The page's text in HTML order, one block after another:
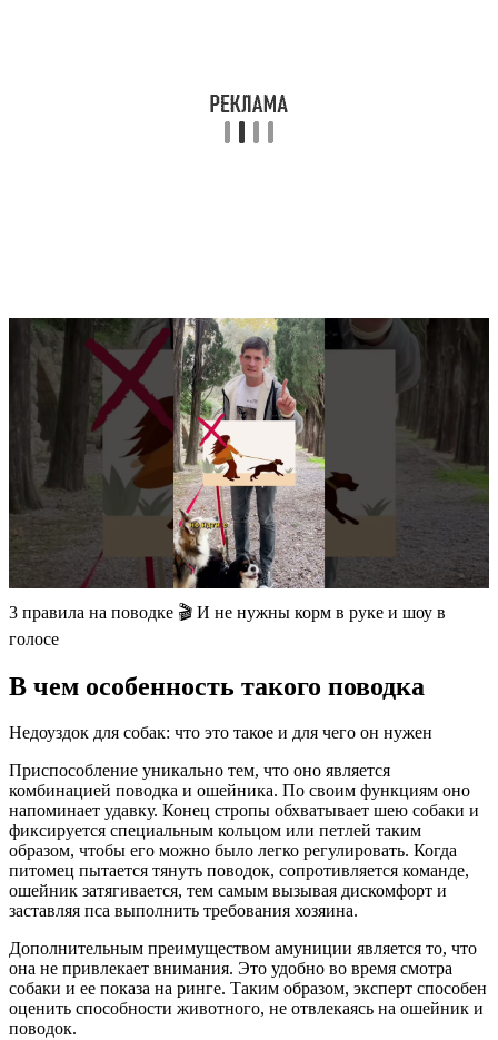
3 правила на поводке 🎬 И не нужны корм в руке и шоу в
голосе
В чем особенность такого поводка
Недоуздок для собак: что это такое и для чего он нужен
Приспособление уникально тем, что оно является
комбинацией поводка и ошейника. По своим функциям оно
напоминает удавку. Конец стропы обхватывает шею собаки и
фиксируется специальным кольцом или петлей таким
образом, чтобы его можно было легко регулировать. Когда
питомец пытается тянуть поводок, сопротивляется команде,
ошейник затягивается, тем самым вызывая дискомфорт и
заставляя пса выполнить требования хозяина.
Дополнительным преимуществом амуниции является то, что
она не привлекает внимания. Это удобно во время смотра
собаки и ее показа на ринге. Таким образом, эксперт способен
оценить способности животного, не отвлекаясь на ошейник и
поводок.